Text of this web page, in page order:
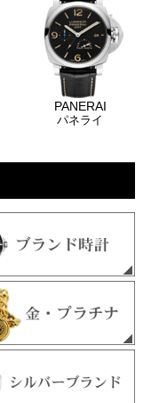
PANERAI
パネライ